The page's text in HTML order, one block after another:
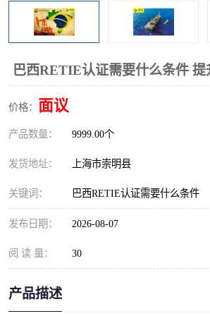
巴西RETIE认证需要什么条件
价格： 面议
产品数量： 9999.00个
发货地址： 上海市崇明县
关键词： 巴西RETIE认证需要什么条件
发布日期： 2026-08-07
阅 读 量： 30
产品描述